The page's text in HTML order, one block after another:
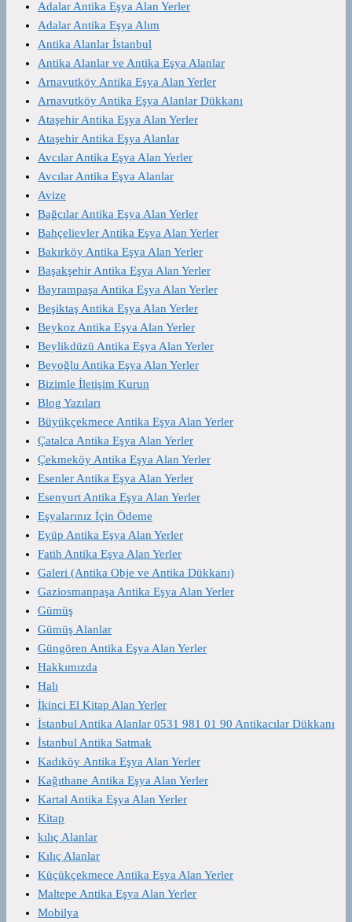
Adalar Antika Eşya Alan Yerler
Adalar Antika Eşya Alım
Antika Alanlar İstanbul
Antika Alanlar ve Antika Eşya Alanlar
Arnavutköy Antika Eşya Alan Yerler
Arnavutköy Antika Eşya Alanlar Dükkanı
Ataşehir Antika Eşya Alan Yerler
Ataşehir Antika Eşya Alanlar
Avcılar Antika Eşya Alan Yerler
Avcılar Antika Eşya Alanlar
Avize
Bağcılar Antika Eşya Alan Yerler
Bahçelievler Antika Eşya Alan Yerler
Bakırköy Antika Eşya Alan Yerler
Başakşehir Antika Eşya Alan Yerler
Bayrampaşa Antika Eşya Alan Yerler
Beşiktaş Antika Eşya Alan Yerler
Beykoz Antika Eşya Alan Yerler
Beylikdüzü Antika Eşya Alan Yerler
Beyoğlu Antika Eşya Alan Yerler
Bizimle İletişim Kurun
Blog Yazıları
Büyükçekmece Antika Eşya Alan Yerler
Çatalca Antika Eşya Alan Yerler
Çekmeköy Antika Eşya Alan Yerler
Esenler Antika Eşya Alan Yerler
Esenyurt Antika Eşya Alan Yerler
Eşyalarınız İçin Ödeme
Eyüp Antika Eşya Alan Yerler
Fatih Antika Eşya Alan Yerler
Galeri (Antika Obje ve Antika Dükkanı)
Gaziosmanpaşa Antika Eşya Alan Yerler
Gümüş
Gümüş Alanlar
Güngören Antika Eşya Alan Yerler
Hakkımızda
Halı
İkinci El Kitap Alan Yerler
İstanbul Antika Alanlar 0531 981 01 90 Antikacılar Dükkanı
İstanbul Antika Satmak
Kadıköy Antika Eşya Alan Yerler
Kağıthane Antika Eşya Alan Yerler
Kartal Antika Eşya Alan Yerler
Kitap
kılıç Alanlar
Kılıç Alanlar
Küçükçekmece Antika Eşya Alan Yerler
Maltepe Antika Eşya Alan Yerler
Mobilya